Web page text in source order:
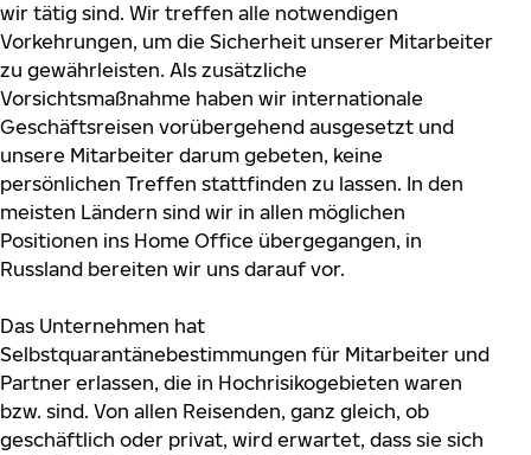
wir tätig sind. Wir treffen alle notwendigen
Vorkehrungen, um die Sicherheit unserer Mitarbeiter
zu gewährleisten. Als zusätzliche
Vorsichtsmaßnahme haben wir internationale
Geschäftsreisen vorübergehend ausgesetzt und
unsere Mitarbeiter darum gebeten, keine
persönlichen Treffen stattfinden zu lassen. In den
meisten Ländern sind wir in allen möglichen
Positionen ins Home Office übergegangen, in
Russland bereiten wir uns darauf vor.
Das Unternehmen hat
Selbstquarantänebestimmungen für Mitarbeiter und
Partner erlassen, die in Hochrisikogebieten waren
bzw. sind. Von allen Reisenden, ganz gleich, ob
geschäftlich oder privat, wird erwartet, dass sie sich